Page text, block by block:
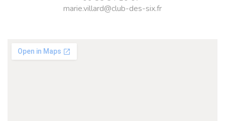
marie.villard@club-des-six.fr